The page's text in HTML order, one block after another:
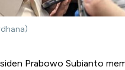
Prabowo Subianto